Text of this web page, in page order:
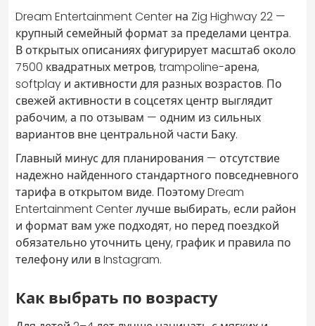
Dream Entertainment Center на Zig Highway 22 —
крупный семейный формат за пределами центра.
В открытых описаниях фигурирует масштаб около
7500 квадратных метров, trampoline-арена,
softplay и активности для разных возрастов. По
свежей активности в соцсетях центр выглядит
рабочим, а по отзывам — одним из сильных
вариантов вне центральной части Баку.
Главный минус для планирования — отсутствие
надежно найденного стандартного повседневного
тарифа в открытом виде. Поэтому Dream
Entertainment Center лучше выбирать, если район
и формат вам уже подходят, но перед поездкой
обязательно уточнить цену, график и правила по
телефону или в Instagram.
Как выбрать по возрасту